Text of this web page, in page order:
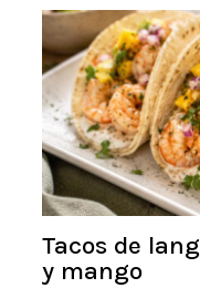
Tacos de
y mango